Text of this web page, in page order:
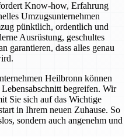
Know-how, Erfahrung
Umzugsunternehmen
pünktlich, ordentlich und
Ausrüstung, geschultes
garantieren, dass alles genau
Heilbronn können
begreifen. Wir
Sie sich auf das Wichtige
in Ihrem neuen Zuhause. So
sondern auch angenehm und